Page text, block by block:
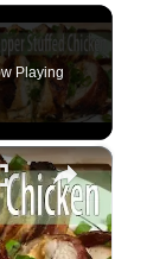
Playing
×